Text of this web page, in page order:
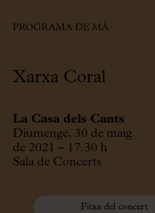
PROGRAMA DE MÀ
Xarxa Coral
La Casa dels Cants
Diumenge, 30 de maig
de 2021 – 17.30 h
Sala de Concerts
Fitxa del concert